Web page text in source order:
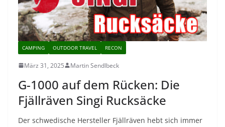
CAMPING OUTDOOR TRAVEL RECON
März 31, 2025 Martin Sendlbeck
G-1000 auf dem Rücken: Die
Fjällräven Singi Rucksäcke
Der schwedische Hersteller Fjällräven hebt sich immer